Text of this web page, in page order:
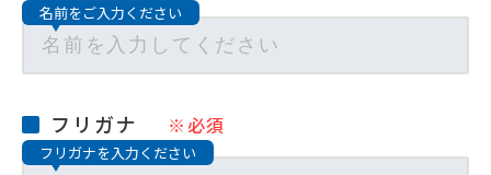
名前をご入力ください
フリガナ ※必須
フリガナを入力ください